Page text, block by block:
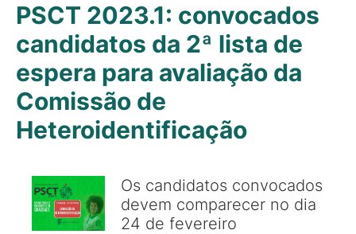
PSCT 2023.1: convocados
candidatos da 2ª lista de
espera para avaliação da
Comissão de
Heteroidentificação
Os candidatos convocados
devem comparecer no dia
24 de fevereiro